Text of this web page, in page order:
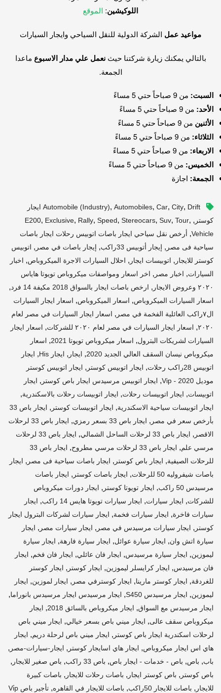
اللوكيشين: الموقع
مواعيد عمل الشركة الدولية للنقل السياحي وايجار السيارات
بالتالي يمكنك زيارة شركتنا حيثنعمل علي مدار الاسبوع ماعدا
الجمعة.
السبت: من 9 صباحاً حتي 5 مساءً
الأحد: من 9 صباحاً حتي 5 مساءً
الأثنين من 9 صباحاً حتي 5 مساءً
الثلاثاء: من 9 صباحاً حتي 5 مساءً
الاربعاء: من 9 صباحاً حتي 5 مساءً
الخميس: من 9 صباحاً حتي 5 مساءً
الجمعة: اجازة
Automobile (industry), Automobiles, Car, City,
Drift ايجار
كوستر ,
E200, Exclusive, Rally, Speed, Stereocars, Suv, Tour,
Vehicle
, أرخص نقل سياحي ايجار باصات اتوبيس رحلات ايجار باصات
سياحية فى مصر , إيجار أتوبيس 33راكب , إيجار باصات في مصر , اتوبيس
كوستر للايجار , اتوبيسات ايجار , احلال السيارات الاجرة الميكروباص, اخبار
السيارات, اخبار مصر , اخر اسعار ومواصفات ميكروباص تويوتا هاياس
٢٠٢٠ وعروض الايجار
, ارخص باصات ايجار بالسواق 2018 مكيفة 14 فرد ,
اسعار السيارات الميكروباص, اسعار الميكروباص, اسعار ايجار السيارات
ال٧راكب العائلية الفخمة في مصر
, اسعار ايجار السيارات في مصر لعام
٢٠٢٠, اسعار ايجار السيارات في مصر لعام ٢٠٢٠ للشركات , اسعار ايجار
السيارات لشريكات البترول, اسعار ميكروباص تويوتا 2021 , اسعار
ميكروباص نيسان السقف العالي الجديد 2020
, ايجار , ايجار His , ايجار
اتوبيس 28راكب رحلات
, ايجار اتوبيس كوستر , ايجار اتوبيس كوستر
موديل 2020 - Vip
, ايجار اتوبيس مرسيدس ايجار باص كوستر , ايجار
اتوبيسات, ايجار اتوبيسات رحلات, ايجار اتوبيسات رحلات بالاسكندرية,
ايجار اتوبيسات سياحية الاسكندرية, ايجار اتوبيسات كوستر ,
ايجار باص 33
بأرخص سعر في مصر , ايجار باص 33 بسعر رمزي ,
ايجار باص 33 لرحلات
الاقصر , ايجار باص 33 لرحلات الساحل الشمالي ,
ايجار باص 33 لرحلات
مرسي علم, ايجار باص 33 لرحلات مرسي مطروح ,
ايجار باص 33
للرحلات الصيفية, ايجار باص كوستر , ايجار باصات سياحية فى مصر , ايجار
باصات شيفروليه 50 للرحلات
, ايجار باصات كوستر , ايجار باصات
مرسيدس 50 راكب
, ايجار تويوتا كوستر , ايجار دورات ميكروباص
للشركات, ايجار سيارات, ايجار سيارات تويوتا هايس 14 راكب , ايجار
سيارات فاخرة, ايجار سيارات فخمة, ايجار سيارات لشركات البترول ايجار
كوستر , ايجار سيارات مرسيدس في مصر , ايجار سيارات مصر , ايجار
سيارة اتش وان, ايجار سيارة عوائل, ايجار سيارة فارهة, ايجار سيارة
ليموزين, ايجار سيارة مرسيدس, ايجار فان عائلي, ايجار فان فخم, ايجار
فان مرسيدس, ايجار كرايسلر ليموزين, ايجار كوستر , ايجار كوستر
للغردقة, ايجار كوستر مارينا, ايجار كوسترفي مصر , ايجار لموزين, ايجار
ليموزين, ايجار مرسيدس S450 , ايجار مرسيدس ايجار مرسيدس بانوراما,
ايجار مرسيدس مع السواق, ايجار ميكروباص بالسائق 2018 , ايجار
ميكروباص سقف عالى, ايجار ميني باص بسعر خيالي, ايجار ميني باص
لرحلات اسكندرية ايجار باص كوستر , ايجار ميني باص لرحلة دريم, ايجار
هاي اس ايجار ميكروباص, ايجار هاي اسايجار كوستر , ايجار-سيارات-مصر ,
باب, باص, باص - خدمات - ايجار باص, باص 33 راكب , باص صغير للايجار ,
باص كوستر , باص كوستر ايجار , باصات رحلات للايجار , باصات كبيرة
للايجار , باصات للايجار 50راكب , باصات للايجار في القاهره,
تأجير باص Vi̇p